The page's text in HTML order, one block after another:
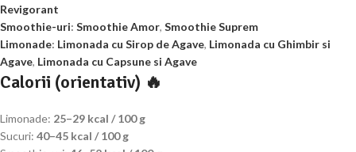
Revigorant
Smoothie-uri: Smoothie Amor, Smoothie Suprem
Limonade: Limonada cu Sirop de Agave, Limonada cu Ghimbir si
Agave, Limonada cu Capsune si Agave
Calorii (orientativ) 🔥
Limonade: 25–29 kcal / 100 g
Sucuri: 40–45 kcal / 100 g